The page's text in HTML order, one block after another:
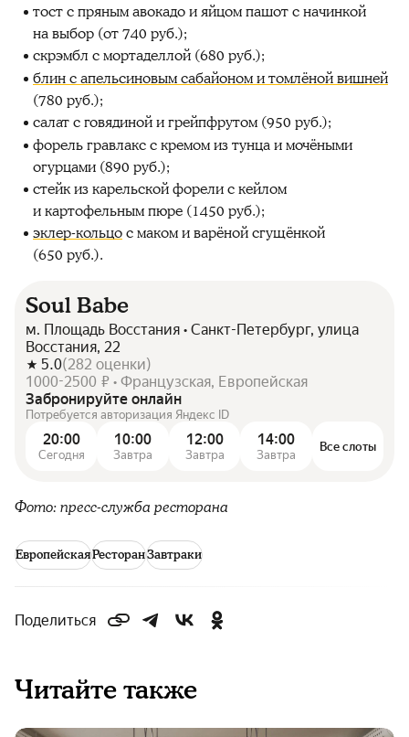
тост с пряным авокадо и яйцом пашот c начинкой
на выбор (от 740 руб.);
скрэмбл с мортаделлой (680 руб.);
блин с апельсиновым сабайоном и томлёной вишней
(780 руб.);
салат с говядиной и грейпфрутом (950 руб.);
форель гравлакс с кремом из тунца и мочёными
огурцами (890 руб.);
стейк из карельской форели с кейлом
и картофельным пюре (1450 руб.);
эклер‑кольцос маком и варёной сгущёнкой
(650 руб.).
Soul Babe
м. Площадь Восстания • Санкт-Петербург, улица
Восстания, 22
5.0(282 оценки)
1000-2500 ₽ • Французская, Европейская
Забронируйте онлайн
Потребуется авторизация Яндекс ID
20:00
Сегодня
10:00
Завтра
12:00
Завтра
14:00
Завтра
Все слоты
Фото: пресс-служба ресторана
ЕвропейскаяРесторанЗавтраки
Поделиться
Читайте также